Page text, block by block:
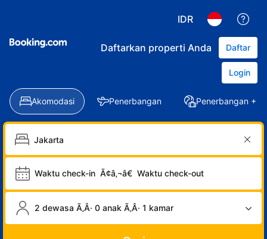
IDR
Daftarkan properti Anda Daftar
Login
Akomodasi Penerbangan Penerbangan +
Waktu check-in Ã¢â‚¬â€ Waktu check-out
2 dewasa Ã‚Â· 0 anak Ã‚Â· 1 kamar